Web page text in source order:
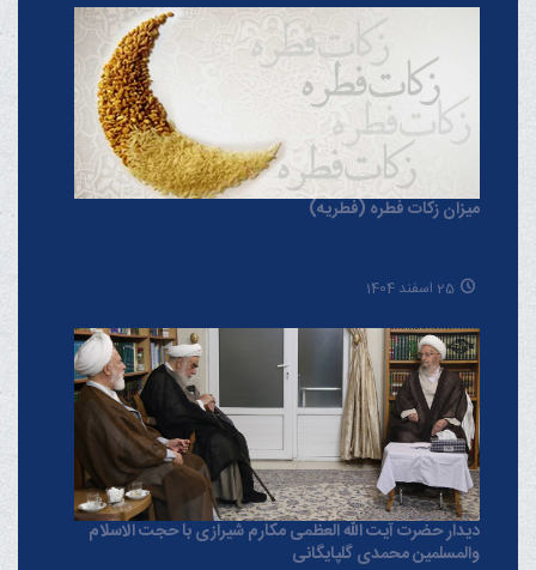
میزان زکات فطره (فطریه)
25 اسفند 1404
دیدار حضرت آیت الله العظمی مکارم شیرازی با حجت الاسلام
والمسلمین محمدی گلپایگانی